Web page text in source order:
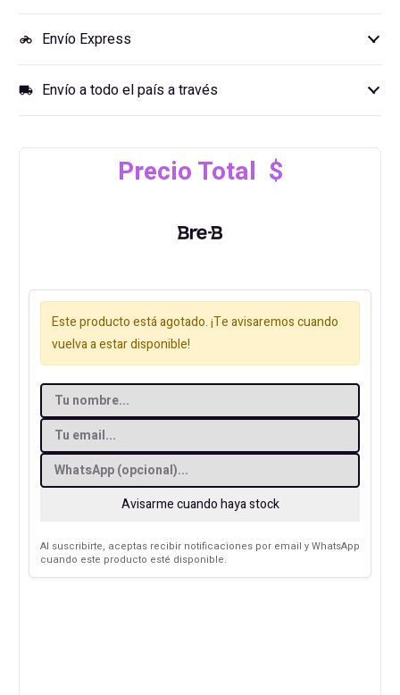
motorcycle Envío Express
local_shipping Envío a todo el país a través
Precio Total $
Este producto está agotado. ¡Te avisaremos cuando
vuelva a estar disponible!
Avisarme cuando haya stock
Al suscribirte, aceptas recibir notificaciones por email y WhatsApp
cuando este producto esté disponible.